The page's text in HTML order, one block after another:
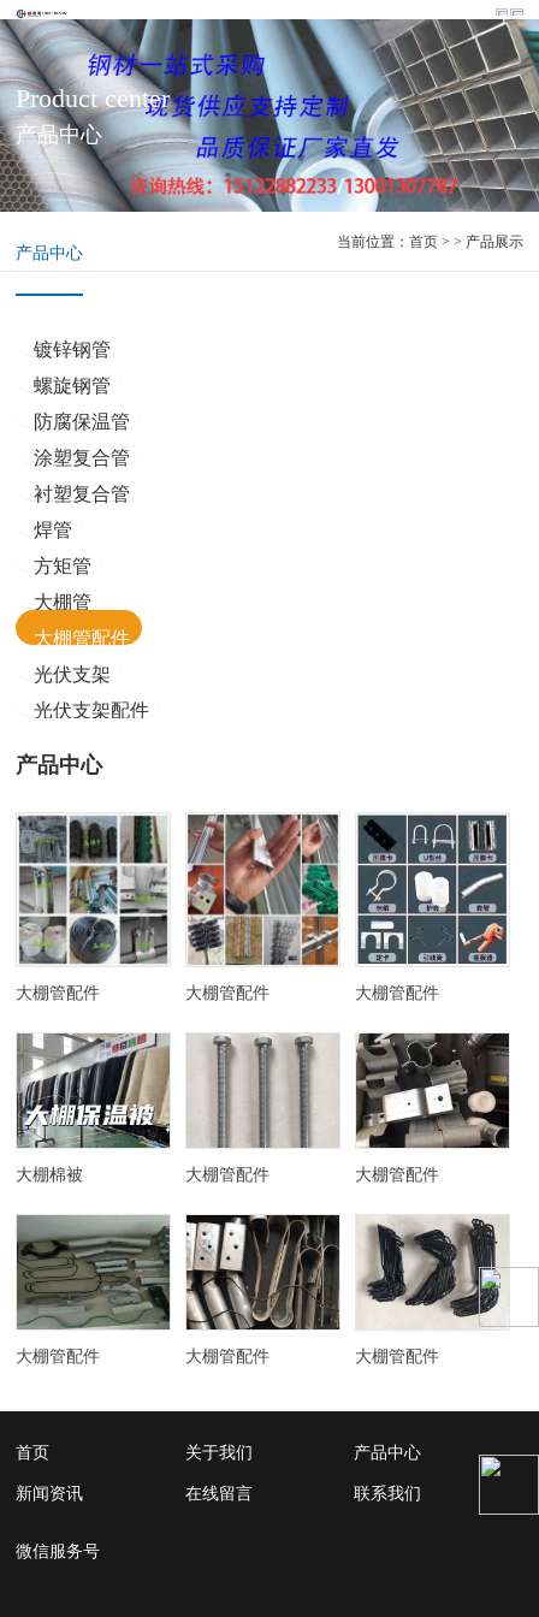
Product center
产品中心
产品中心
当前位置： 首页> > 产品展示
镀锌钢管
螺旋钢管
防腐保温管
涂塑复合管
衬塑复合管
焊管
方矩管
大棚管
大棚管配件
光伏支架
光伏支架配件
产品中心
大棚管配件 大棚管配件 大棚管配件
大棚棉被 大棚管配件 大棚管配件
大棚管配件 大棚管配件 大棚管配件
首页 关于我们 产品中心
新闻资讯 在线留言 联系我们
微信服务号